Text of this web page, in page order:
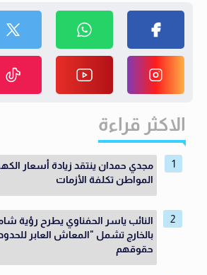
الاكثر قراءة
مجدي حمدان ينتقد زيادة أسعار
المواطن تكلفة الأزمات
النائب ياسر الحفناوي يطرح رؤية
بالخارج تشمل "المعاش العابر
حقوقهم